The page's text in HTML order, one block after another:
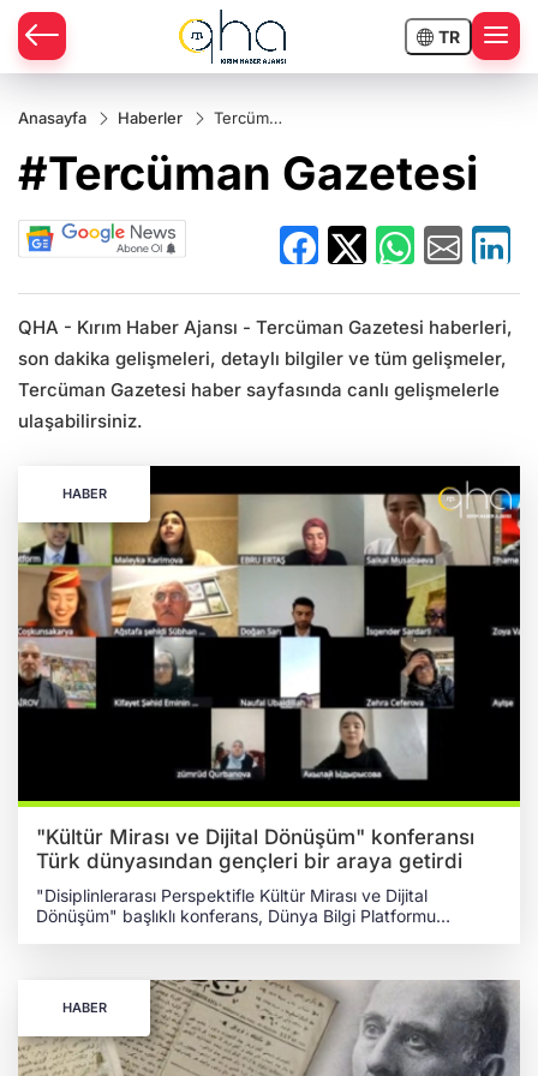
TR
Anasayfa Haberler
Tercüman
#Tercüman Gazetesi
QHA - Kırım Haber Ajansı - Tercüman Gazetesi haberleri,
son dakika gelişmeleri, detaylı bilgiler ve tüm gelişmeler,
Tercüman Gazetesi haber sayfasında canlı gelişmelerle
ulaşabilirsiniz.
HABER
"Kültür Mirası ve Dijital Dönüşüm" konferansı
Türk dünyasından gençleri bir araya getirdi
"Disiplinlerarası Perspektifle Kültür Mirası ve Dijital
Dönüşüm" başlıklı konferans, Dünya Bilgi Platformu
programda Türk dünyasının dört bir yanından gençler bir
üzerine sunumlar yaptığı programın moderatörlüğünü
Almanya Medine Derneği Azerbaycan Temsilcisi Anar
Rzayev üstlendi. TÜRK DÜNYASINDAN GENÇLER
HABER